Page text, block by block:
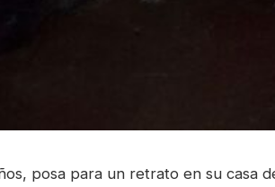
posa para un retrato en su casa